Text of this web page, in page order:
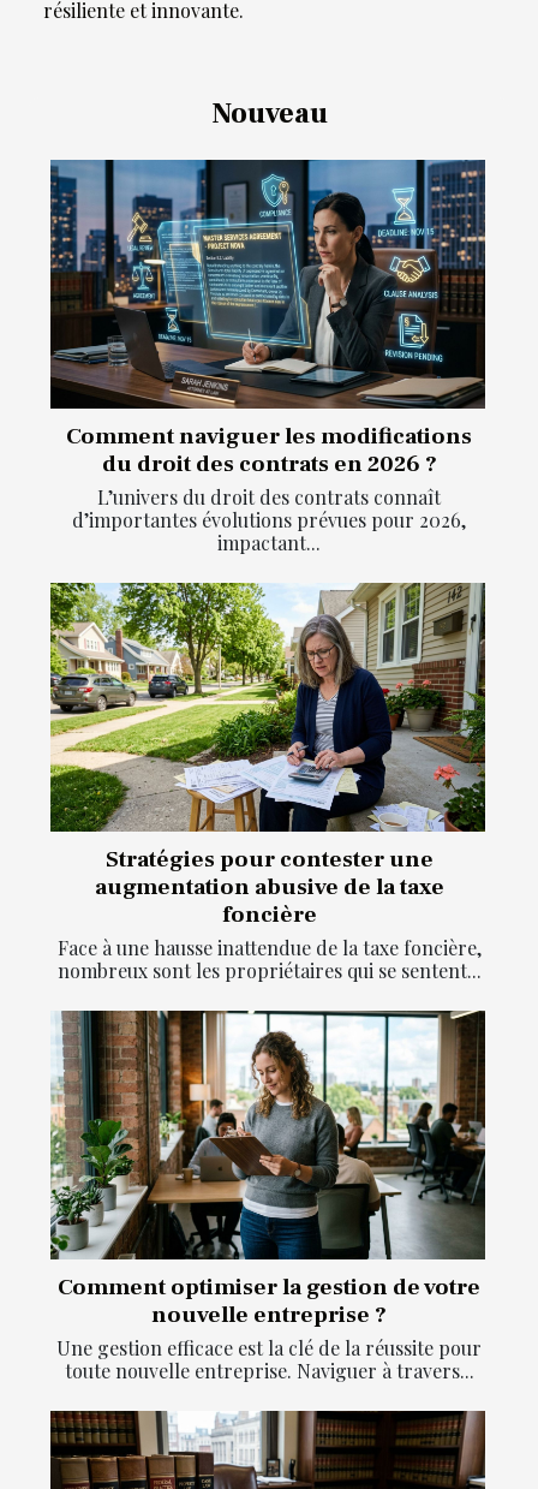
résiliente et innovante.
Nouveau
Comment naviguer les modifications
du droit des contrats en 2026 ?
L’univers du droit des contrats connaît
d’importantes évolutions prévues pour 2026,
impactant...
Stratégies pour contester une
augmentation abusive de la taxe
foncière
Face à une hausse inattendue de la taxe foncière,
nombreux sont les propriétaires qui se sentent...
Comment optimiser la gestion de votre
nouvelle entreprise ?
Une gestion efficace est la clé de la réussite pour
toute nouvelle entreprise. Naviguer à travers...